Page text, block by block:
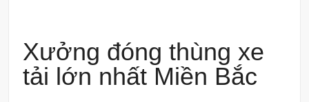
Xưởng đóng thùng xe
tải lớn nhất Miền Bắc